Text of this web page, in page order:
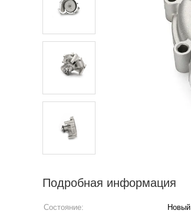
Подробная информация
Состояние: Новый